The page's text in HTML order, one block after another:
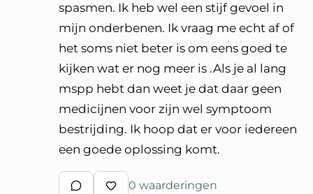
spasmen. Ik heb wel een stijf gevoel in
mijn onderbenen. Ik vraag me echt af of
het soms niet beter is om eens goed te
kijken wat er nog meer is .Als je al lang
mspp hebt dan weet je dat daar geen
medicijnen voor zijn wel symptoom
bestrijding. Ik hoop dat er voor iedereen
een goede oplossing komt.
0 waarderingen